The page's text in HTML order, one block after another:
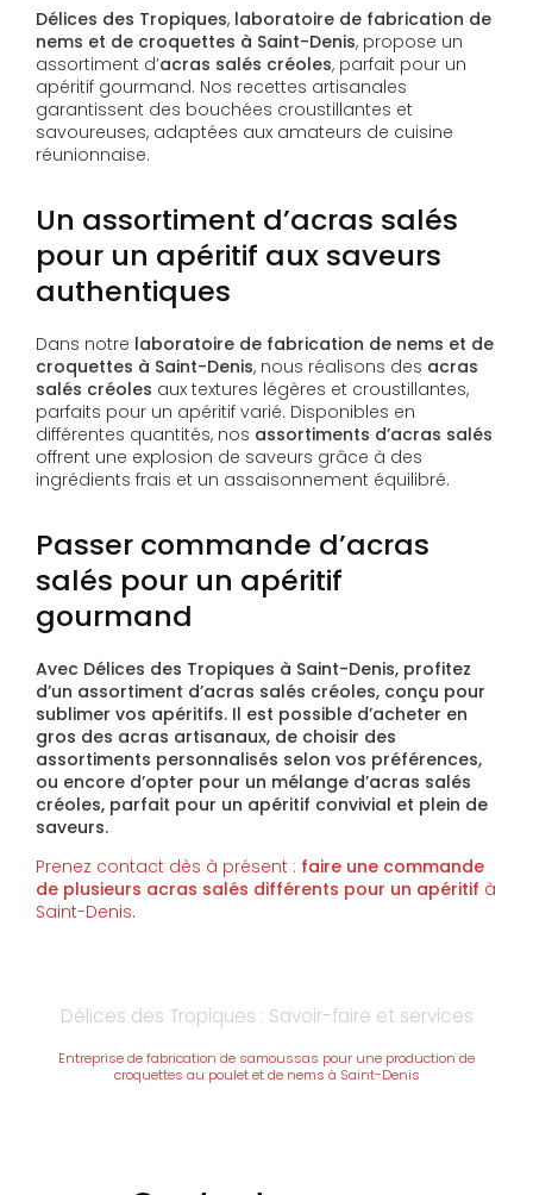
Délices des Tropiques, laboratoire de fabrication de
nems et de croquettes à Saint-Denis, propose un
assortiment d’acras salés créoles, parfait pour un
apéritif gourmand. Nos recettes artisanales
garantissent des bouchées croustillantes et
savoureuses, adaptées aux amateurs de cuisine
réunionnaise.
Un assortiment d’acras salés
pour un apéritif aux saveurs
authentiques
Dans notre laboratoire de fabrication de nems et de
croquettes à Saint-Denis, nous réalisons des acras
salés créoles aux textures légères et croustillantes,
parfaits pour un apéritif varié. Disponibles en
différentes quantités, nos assortiments d’acras salés
offrent une explosion de saveurs grâce à des
ingrédients frais et un assaisonnement équilibré.
Passer commande d’acras
salés pour un apéritif
gourmand
Avec Délices des Tropiques à Saint-Denis, profitez
d’un assortiment d’acras salés créoles, conçu pour
sublimer vos apéritifs. Il est possible d’acheter en
gros des acras artisanaux, de choisir des
assortiments personnalisés selon vos préférences,
ou encore d’opter pour un mélange d’acras salés
créoles, parfait pour un apéritif convivial et plein de
saveurs.
Prenez contact dès à présent : faire une commande
de plusieurs acras salés différents pour un apéritif à
Saint-Denis.
Délices des Tropiques : Savoir-faire et services
Entreprise de fabrication de samoussas pour une production de
croquettes au poulet et de nems à Saint-Denis